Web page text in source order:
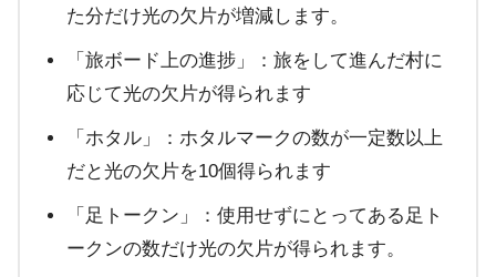
た分だけ光の欠片が増減します。
「旅ボード上の進捗」： 旅をして進んだ村に
応じて光の欠片が得られます
「ホタル」： ホタルマークの数が一定数以上
だと光の欠片を10個得られます
「足トークン」： 使用せずにとってある足ト
ークンの数だけ光の欠片が得られます。